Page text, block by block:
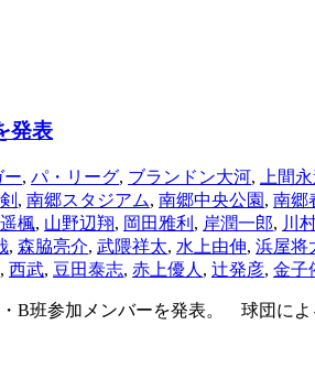
発表
ー, パ・リーグ, ブランドン大河, 上間
, 南郷スタジアム, 南郷中央公園 , 南郷
楓, 山野辺翔, 岡田雅利 , 岸潤一郎, 川
, 森脇亮介, 武隈祥太, 水上由伸, 浜屋将
, 西武, 豆田泰志, 赤上優人 , 辻発彦, 金子
B班参加メンバーを発表。 球団に